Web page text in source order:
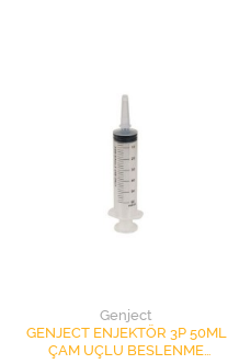
Genject
GENJECT ENJEKTÖR 3P 50ML
ÇAM UÇLU BESLENME